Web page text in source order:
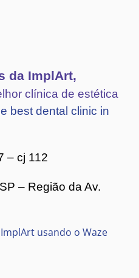
da ImplArt,
clínica de estética
best dental clinic in
– cj 112
– Região da Av.
usando o Waze